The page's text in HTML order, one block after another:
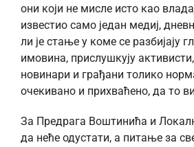
они који не мисле исто као
известио само један медиј,
ли је стање у коме се разбијају
имовина, прислушкују
новинари и грађани толико
очекивано и прихваћено, да то
За Предрага Воштинића и
да неће одустати, а питање за